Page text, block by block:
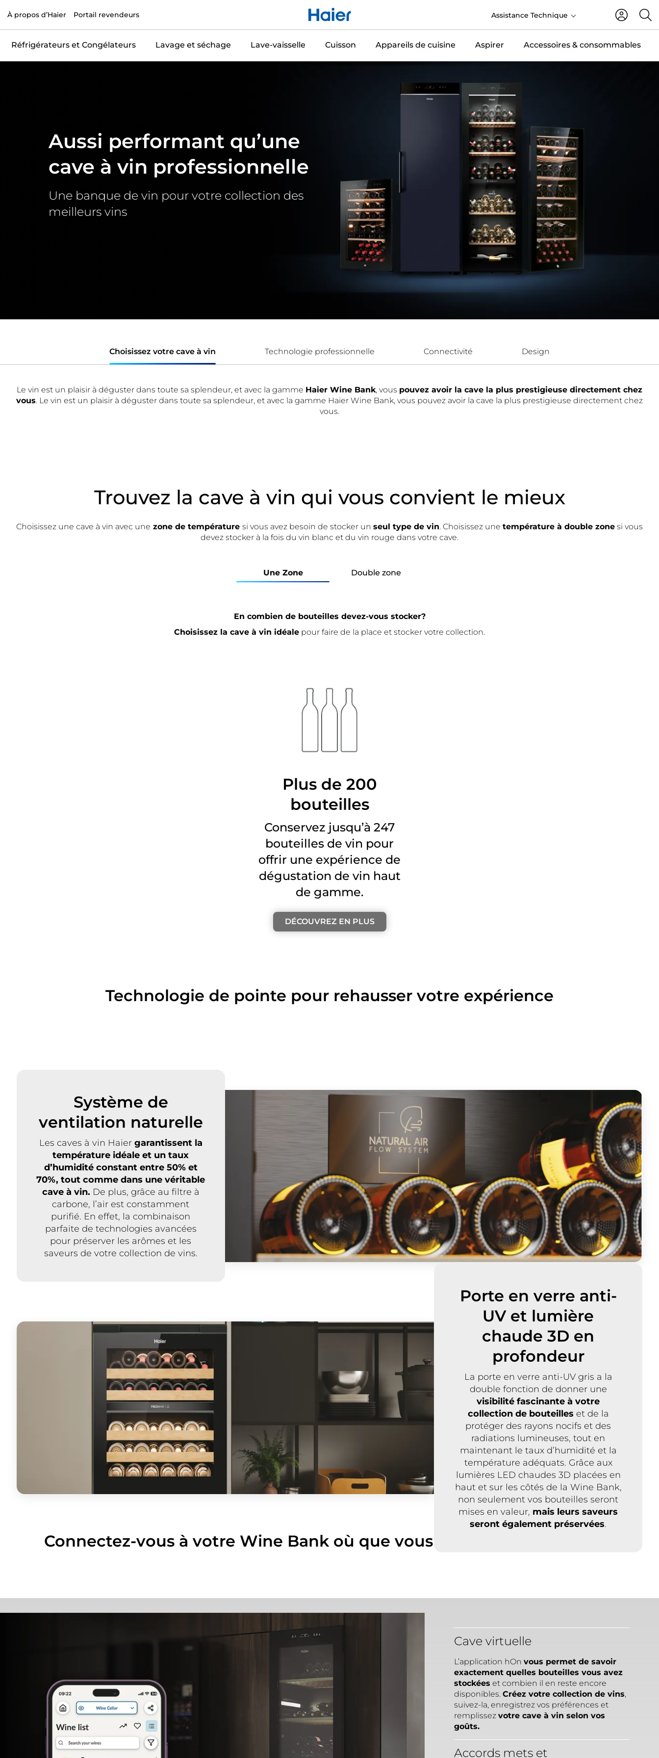
À propos d’Haier Portail revendeurs Assistance Technique
Réfrigérateurs et Congélateurs Lavage et séchage Lave-vaisselle Cuisson Appareils de cuisine Aspirer Accessoires & consommables
Aussi performant qu’une
cave à vin professionnelle
Une banque de vin pour votre collection des
meilleurs vins
Choisissez votre cave à vin Technologie professionnelle Connectivité Design
Le vin est un plaisir à déguster dans toute sa splendeur, et avec la gamme Haier Wine Bank, vous pouvez avoir la cave la plus prestigieuse directement chez
vous. Le vin est un plaisir à déguster dans toute sa splendeur, et avec la gamme Haier Wine Bank, vous pouvez avoir la cave la plus prestigieuse directement chez
vous.
Trouvez la cave à vin qui vous convient le mieux
Choisissez une cave à vin avec une zone de température si vous avez besoin de stocker un seul type de vin. Choisissez une température à double zone si vous
devez stocker à la fois du vin blanc et du vin rouge dans votre cave.
Une Zone Double zone
En combien de bouteilles devez-vous stocker?
Choisissez la cave à vin idéale pour faire de la place et stocker votre collection.
Plus de 200
bouteilles
Conservez jusqu’à 247
bouteilles de vin pour
offrir une expérience de
dégustation de vin haut
de gamme.
DÉCOUVREZ EN PLUS
Technologie de pointe pour rehausser votre expérience
Système de
ventilation naturelle
Les caves à vin Haier garantissent la
température idéale et un taux
d’humidité constant entre 50% et
70%, tout comme dans une véritable
cave à vin. De plus, grâce au filtre à
carbone, l’air est constamment
purifié. En effet, la combinaison
parfaite de technologies avancées
pour préserver les arômes et les
saveurs de votre collection de vins.
Porte en verre anti-
UV et lumière
chaude 3D en
profondeur
La porte en verre anti-UV gris a la
double fonction de donner une
visibilité fascinante à votre
collection de bouteilles et de la
protéger des rayons nocifs et des
radiations lumineuses, tout en
maintenant le taux d’humidité et la
température adéquats. Grâce aux
lumières LED chaudes 3D placées en
haut et sur les côtés de la Wine Bank,
non seulement vos bouteilles seront
mises en valeur, mais leurs saveurs
seront également préservées.
Connectez-vous à votre Wine Bank où que vous soyez, à tout moment
Cave virtuelle
L’application hOnvous permet de savoir
exactement quelles bouteilles vous avez
stockées et combien il en reste encore
disponibles.Créez votre collection de vins,
suivez-la, enregistrez vos préférences et
remplissezvotre cave à vin selon vos
goûts.
Accords mets et